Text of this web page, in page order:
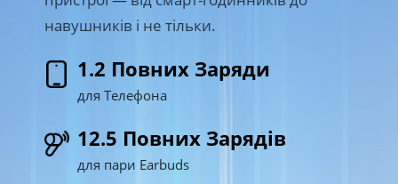
для пари Earbuds
12.5 Повних Зарядів
для Телефона
1.2 Повних Заряди
навушників і не тільки.